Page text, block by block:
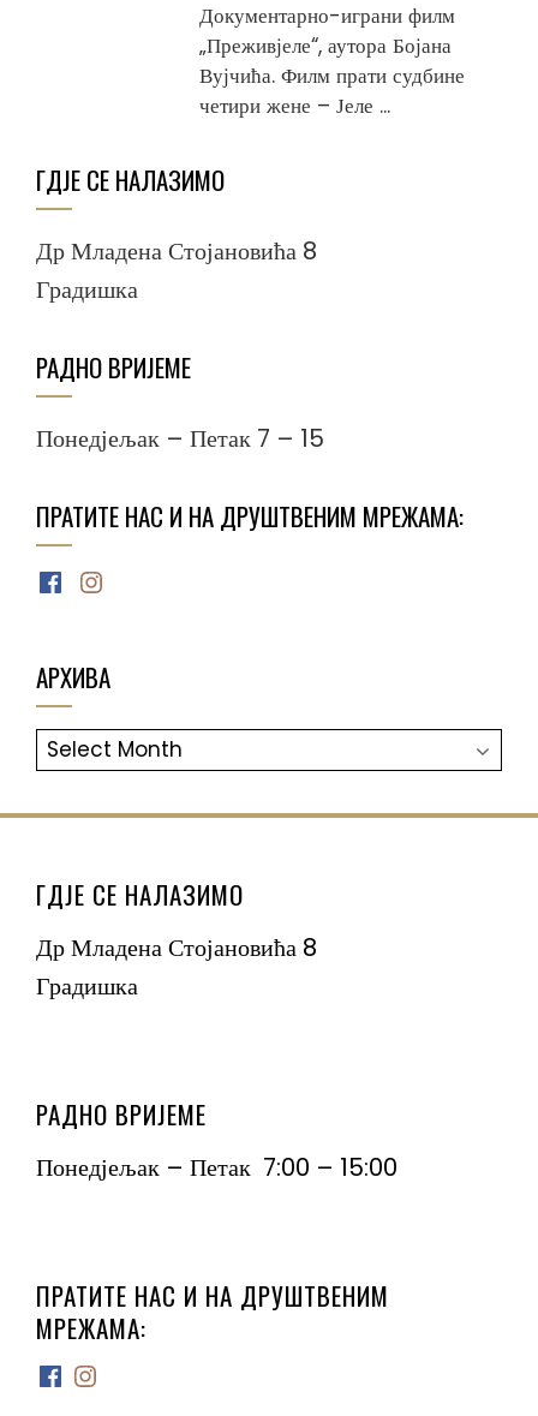
Документарно-играни филм
„Преживјеле“, аутора Бојана
Вујчића. Филм прати судбине
четири жене – Јеле ...
ГДЈЕ СЕ НАЛАЗИМО
Др Младена Стојановића 8
Градишка
РАДНО ВРИЈЕМЕ
Понедјељак – Петак 7 – 15
ПРАТИТЕ НАС И НА ДРУШТВЕНИМ МРЕЖАМА:
Facebook
Instagram
АРХИВА
АРХИВА
ГДЈЕ СЕ НАЛАЗИМО
Др Младена Стојановића 8
Градишка
РАДНО ВРИЈЕМЕ
Понедјељак – Петак 7:00 – 15:00
ПРАТИТЕ НАС И НА ДРУШТВЕНИМ
МРЕЖАМА:
Facebook
Instagram